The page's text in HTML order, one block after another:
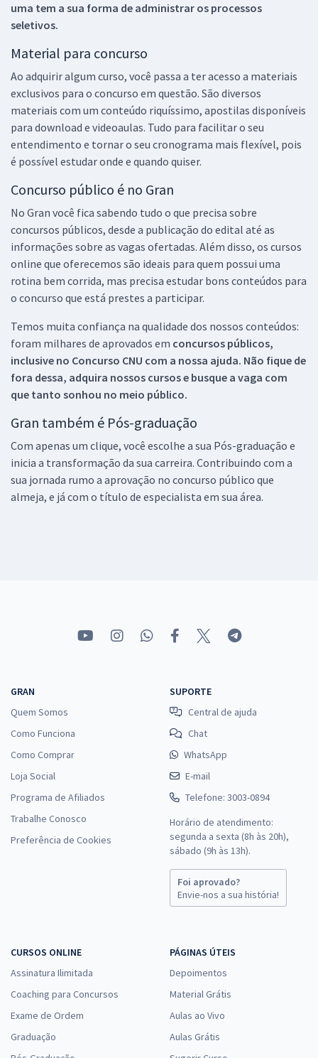
uma tem a sua forma de administrar os processos
seletivos.
Material para concurso
Ao adquirir algum curso, você passa a ter acesso a materiais
exclusivos para o concurso em questão. São diversos
materiais com um conteúdo riquíssimo, apostilas disponíveis
para download e videoaulas. Tudo para facilitar o seu
entendimento e tornar o seu cronograma mais flexível, pois
é possível estudar onde e quando quiser.
Concurso público é no Gran
No Gran você fica sabendo tudo o que precisa sobre
concursos públicos, desde a publicação do edital até as
informações sobre as vagas ofertadas. Além disso, os cursos
online que oferecemos são ideais para quem possui uma
rotina bem corrida, mas precisa estudar bons conteúdos para
o concurso que está prestes a participar.
Temos muita confiança na qualidade dos nossos conteúdos:
foram milhares de aprovados em concursos públicos,
inclusive no Concurso CNU com a nossa ajuda. Não fique de
fora dessa, adquira nossos cursos e busque a vaga com
que tanto sonhou no meio público.
Gran também é Pós-graduação
Com apenas um clique, você escolhe a sua Pós-graduação e
inicia a transformação da sua carreira. Contribuindo com a
sua jornada rumo a aprovação no concurso público que
almeja, e já com o título de especialista em sua área.
GRAN
Quem Somos
Como Funciona
Como Comprar
Loja Social
Programa de Afiliados
Trabalhe Conosco
Preferência de Cookies
SUPORTE
Central de ajuda
Chat
WhatsApp
E-mail
Telefone: 3003-0894
Horário de atendimento:
segunda a sexta (8h às 20h),
sábado (9h às 13h).
Foi aprovado?
Envie-nos a sua história!
CURSOS ONLINE
Assinatura Ilimitada
Coaching para Concursos
Exame de Ordem
Graduação
PÁGINAS ÚTEIS
Depoimentos
Material Grátis
Aulas ao Vivo
Aulas Grátis